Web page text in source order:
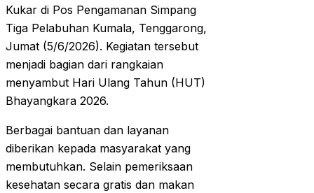
Kukar di Pos Pengamanan Simpang
Tiga Pelabuhan Kumala, Tenggarong,
Jumat (5/6/2026). Kegiatan tersebut
menjadi bagian dari rangkaian
menyambut Hari Ulang Tahun (HUT)
Bhayangkara 2026.
Berbagai bantuan dan layanan
diberikan kepada masyarakat yang
membutuhkan. Selain pemeriksaan
kesehatan secara gratis dan makan